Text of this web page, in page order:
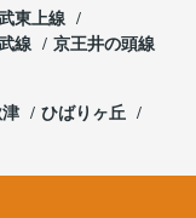
東上線
線 京王井の頭線
ひばりヶ丘